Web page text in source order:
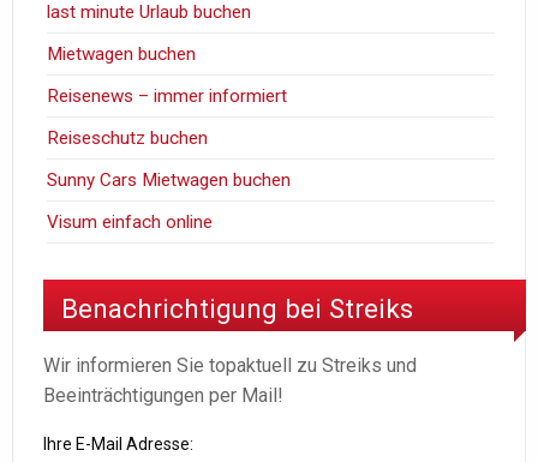
last minute Urlaub buchen
Mietwagen buchen
Reisenews – immer informiert
Reiseschutz buchen
Sunny Cars Mietwagen buchen
Visum einfach online
Benachrichtigung bei Streiks
Wir informieren Sie topaktuell zu Streiks und
Beeinträchtigungen per Mail!
Ihre E-Mail Adresse: